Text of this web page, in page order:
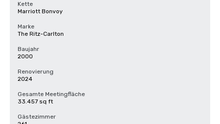
Kette
Marriott Bonvoy
Marke
The Ritz-Carlton
Baujahr
2000
Renovierung
2024
Gesamte Meetingfläche
33.457 sq ft
Gästezimmer